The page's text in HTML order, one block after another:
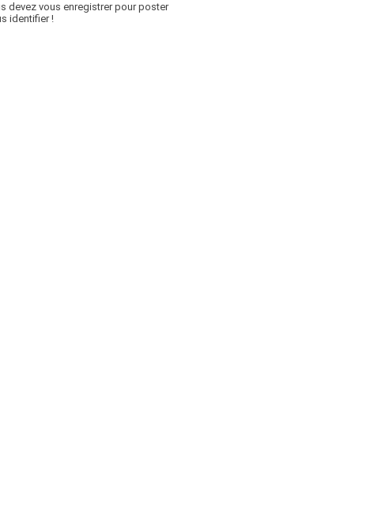
devez vous enregistrer pour poster
identifier !